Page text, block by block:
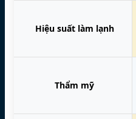
Hiệu suất làm lạnh
Thẩm mỹ